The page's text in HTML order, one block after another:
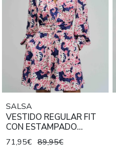
SALSA
VESTIDO REGULAR FIT
CON ESTAMPADO
FLORAL
71,95€ 89,95€